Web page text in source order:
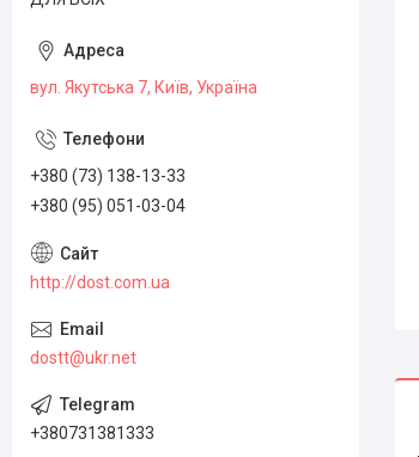
вул. Якутська 7, Київ, Україна
+380 (73) 138-13-33
+380 (95) 051-03-04
http://dost.com.ua
dostt@ukr.net
+380731381333